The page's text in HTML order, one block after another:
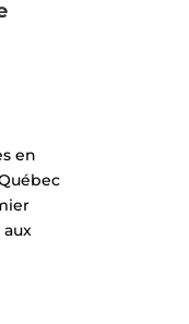
en